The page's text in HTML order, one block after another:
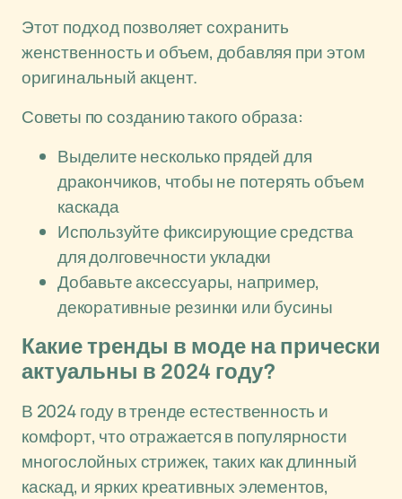
Этот подход позволяет сохранить
женственность и объем, добавляя при этом
оригинальный акцент.
Советы по созданию такого образа:
Выделите несколько прядей для
дракончиков, чтобы не потерять объем
каскада
Используйте фиксирующие средства
для долговечности укладки
Добавьте аксессуары, например,
декоративные резинки или бусины
Какие тренды в моде на прически
актуальны в 2024 году?
В 2024 году в тренде естественность и
комфорт, что отражается в популярности
многослойных стрижек, таких как длинный
каскад, и ярких креативных элементов,